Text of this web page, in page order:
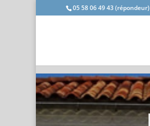
05 58 06 49 43 (répondeur)